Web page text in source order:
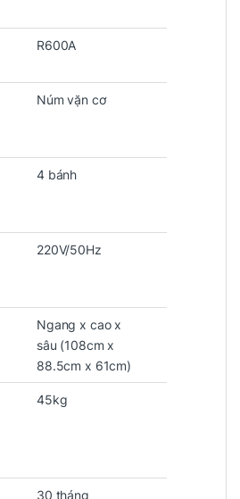
R600A
Núm vặn cơ
4 bánh
220V/50Hz
Ngang x cao x
sâu (108cm x
88.5cm x 61cm)
45kg
30 tháng